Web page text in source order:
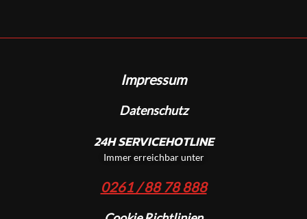
Impressum
Datenschutz
24H SERVICEHOTLINE
Immer erreichbar unter
0261 / 88 78 888